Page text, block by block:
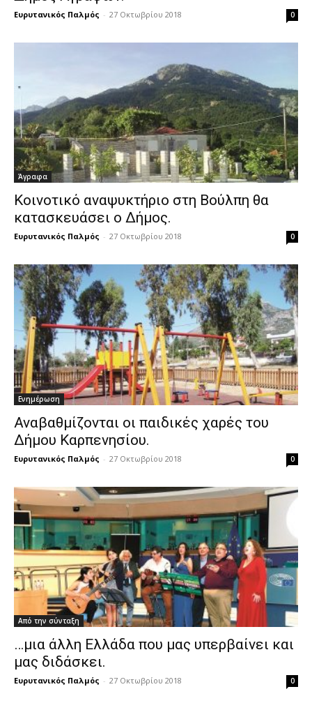
Ευρυτανικός Παλμός - 27 Οκτωβρίου 2018 0
Άγραφα
Κοινοτικό αναψυκτήριο στη Βούλπη θα
κατασκευάσει ο Δήμος.
Ευρυτανικός Παλμός - 27 Οκτωβρίου 2018 0
Ενημέρωση
Αναβαθμίζονται οι παιδικές χαρές του
Δήμου Καρπενησίου.
Ευρυτανικός Παλμός - 27 Οκτωβρίου 2018 0
Από την σύνταξη
…μια άλλη Ελλάδα που μας υπερβαίνει και
μας διδάσκει.
Ευρυτανικός Παλμός - 27 Οκτωβρίου 2018 0